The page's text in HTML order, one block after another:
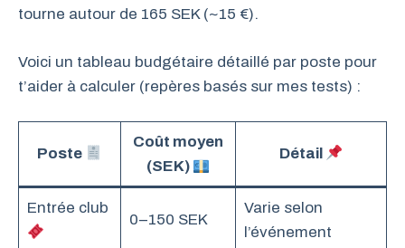
tourne autour de 165 SEK (~15 €).
Voici un tableau budgétaire détaillé par poste pour
t’aider à calculer (repères basés sur mes tests) :
Poste
Coût moyen
(SEK)
Détail
Entrée club
0–150 SEK
Varie selon
l’événement